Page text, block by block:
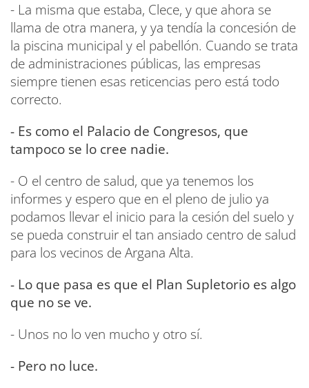
- La misma que estaba, Clece, y que ahora se
llama de otra manera, y ya tendía la concesión de
la piscina municipal y el pabellón. Cuando se trata
de administraciones públicas, las empresas
siempre tienen esas reticencias pero está todo
correcto.
- Es como el Palacio de Congresos, que
tampoco se lo cree nadie.
- O el centro de salud, que ya tenemos los
informes y espero que en el pleno de julio ya
podamos llevar el inicio para la cesión del suelo y
se pueda construir el tan ansiado centro de salud
para los vecinos de Argana Alta.
- Lo que pasa es que el Plan Supletorio es algo
que no se ve.
- Unos no lo ven mucho y otro sí.
- Pero no luce.